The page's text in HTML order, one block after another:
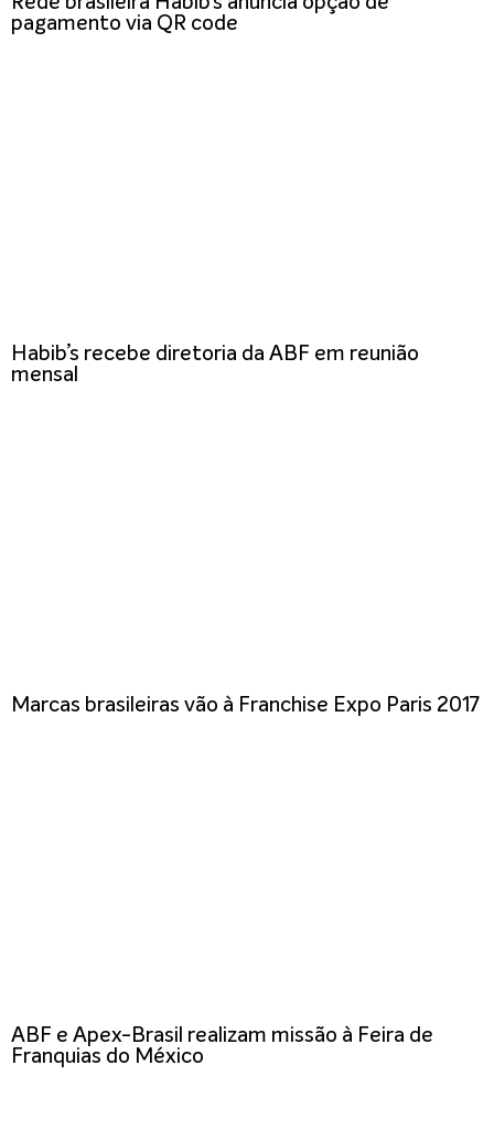
pagamento via QR code
Habib’s recebe diretoria da ABF em reunião
mensal
Marcas brasileiras vão à Franchise Expo Paris 2017
ABF e Apex-Brasil realizam missão à Feira de
Franquias do México